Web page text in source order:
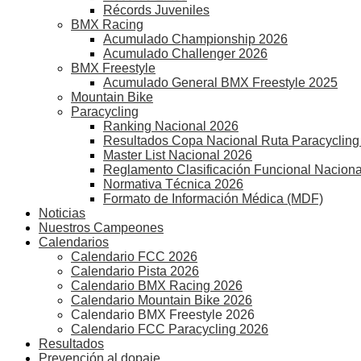
Récords Juveniles
BMX Racing
Acumulado Championship 2026
Acumulado Challenger 2026
BMX Freestyle
Acumulado General BMX Freestyle 2025
Mountain Bike
Paracycling
Ranking Nacional 2026
Resultados Copa Nacional Ruta
Master List Nacional 2026
Reglamento Clasificación Funcional Nacional
Normativa Técnica 2026
Formato de Información Médica (MDF)
Noticias
Nuestros Campeones
Calendarios
Calendario FCC 2026
Calendario Pista 2026
Calendario BMX Racing 2026
Calendario Mountain Bike 2026
Calendario BMX Freestyle 2026
Calendario FCC Paracycling 2026
Resultados
Prevención al dopaje